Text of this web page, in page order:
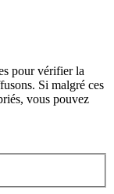
pour vérifier la
Si malgré ces
vous pouvez